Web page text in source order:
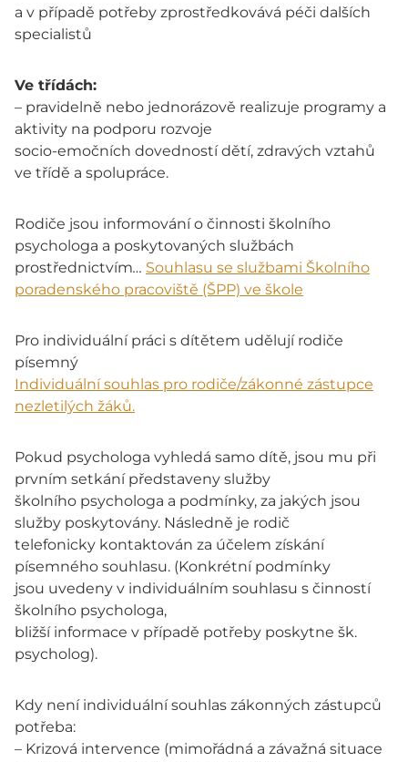
a v případě potřeby zprostředkovává péči dalších
specialistů
Ve třídách:
– pravidelně nebo jednorázově realizuje programy a
aktivity na podporu rozvoje
socio-emočních dovedností dětí, zdravých vztahů
ve třídě a spolupráce.
Rodiče jsou informování o činnosti školního
psychologa a poskytovaných službách
prostřednictvím… Souhlasu se službami Školního
poradenského pracoviště (ŠPP) ve škole
Pro individuální práci s dítětem udělují rodiče
písemný
Individuální souhlas pro rodiče/zákonné zástupce
nezletilých žáků.
Pokud psychologa vyhledá samo dítě, jsou mu při
prvním setkání představeny služby
školního psychologa a podmínky, za jakých jsou
služby poskytovány. Následně je rodič
telefonicky kontaktován za účelem získání
písemného souhlasu. (Konkrétní podmínky
jsou uvedeny v individuálním souhlasu s činností
školního psychologa,
bližší informace v případě potřeby poskytne šk.
psycholog).
Kdy není individuální souhlas zákonných zástupců
potřeba:
– Krizová intervence (mimořádná a závažná situace